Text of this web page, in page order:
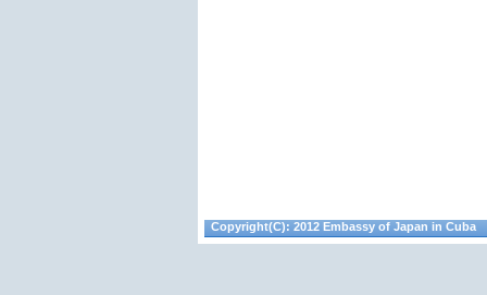
Copyright(C): 2012 Embassy of Japan in Cuba